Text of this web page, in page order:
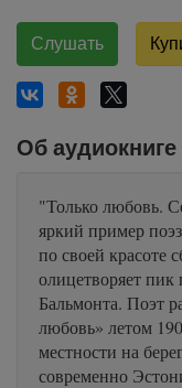
Слушать
Об аудиокниге
"Только любовь.
яркий пример
по своей красоте
олицетворяет пик
Бальмонта. Поэт
любовь» летом
местности на
современно